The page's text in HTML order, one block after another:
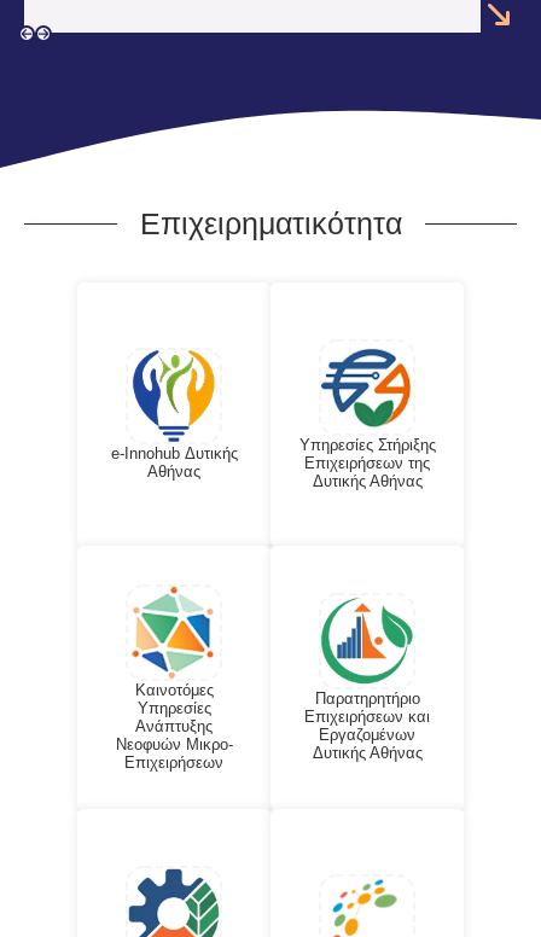
Επιχειρηματικότητα
e-Innohub Δυτικής
Αθήνας
Υπηρεσίες Στήριξης
Επιχειρήσεων της
Δυτικής Αθήνας
Καινοτόμες
Υπηρεσίες
Ανάπτυξης
Νεοφυών Μικρο-
Επιχειρήσεων
Παρατηρητήριο
Επιχειρήσεων και
Εργαζομένων
Δυτικής Αθήνας